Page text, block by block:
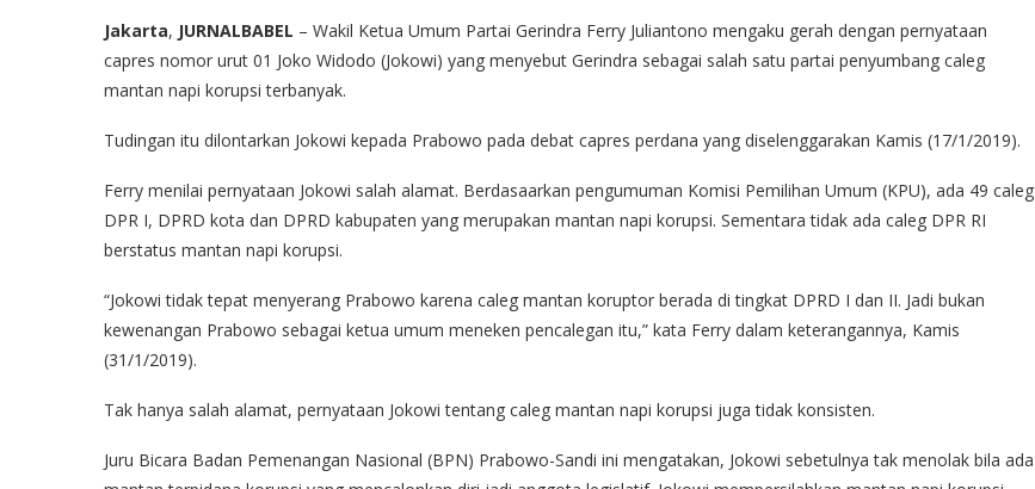
Jakarta, JURNALBABEL – Wakil Ketua Umum Partai Gerindra Ferry Juliantono mengaku gerah dengan pernyataan
capres nomor urut 01 Joko Widodo (Jokowi) yang menyebut Gerindra sebagai salah satu partai penyumbang caleg
mantan napi korupsi terbanyak.
Tudingan itu dilontarkan Jokowi kepada Prabowo pada debat capres perdana yang diselenggarakan Kamis (17/1/2019).
Ferry menilai pernyataan Jokowi salah alamat. Berdasaarkan pengumuman Komisi Pemilihan Umum (KPU), ada 49 caleg
DPR I, DPRD kota dan DPRD kabupaten yang merupakan mantan napi korupsi. Sementara tidak ada caleg DPR RI
berstatus mantan napi korupsi.
“Jokowi tidak tepat menyerang Prabowo karena caleg mantan koruptor berada di tingkat DPRD I dan II. Jadi bukan
kewenangan Prabowo sebagai ketua umum meneken pencalegan itu,” kata Ferry dalam keterangannya, Kamis
(31/1/2019).
Tak hanya salah alamat, pernyataan Jokowi tentang caleg mantan napi korupsi juga tidak konsisten.
Juru Bicara Badan Pemenangan Nasional (BPN) Prabowo-Sandi ini mengatakan, Jokowi sebetulnya tak menolak bila ada